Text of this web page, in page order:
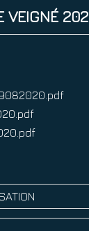
VEIGNÉ